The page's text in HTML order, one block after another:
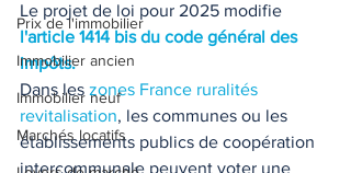
Prix de l'immobilier
Immobilier ancien
Immobilier neuf
Marchés locatifs
Le projet de loi pour 2025 modifie
l'article 1414 bis du code général des
impôts.
Dans les zones France ruralités
revitalisation, les communes ou les
établissements publics de coopération
intercommunale peuvent voter une